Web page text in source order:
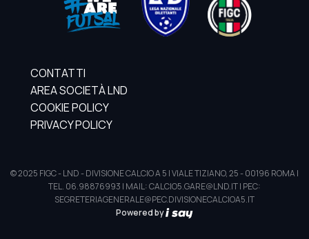
CONTATTI
AREA SOCIETÀ LND
COOKIE POLICY
PRIVACY POLICY
© 2025 FIGC - LND - DIVISIONE CALCIO A 5 | VIALE TIZIANO, 25 - 00196 ROMA |
TEL. 06.98876993 | MAIL: CALCIO5.GARE@LND.IT | PEC:
SEGRETERIAGENERALE@PEC.DIVISIONECALCIOA5.IT
Powered by